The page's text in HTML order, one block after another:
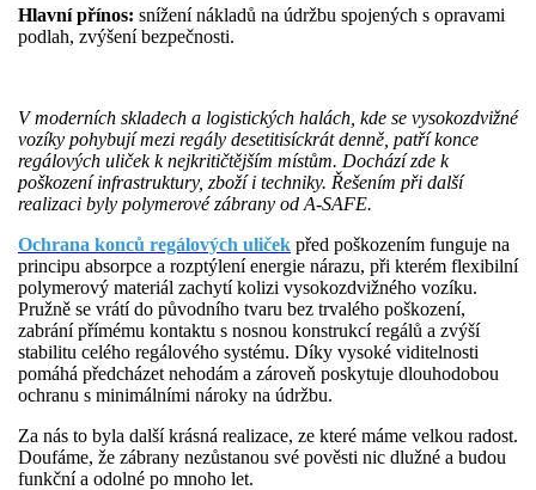
Hlavní přínos: snížení nákladů na údržbu spojených s opravami
podlah, zvýšení bezpečnosti.
V moderních skladech a logistických halách, kde se vysokozdvižné
vozíky pohybují mezi regály desetitisíckrát denně, patří konce
regálových uliček k nejkritičtějším místům. Dochází zde k
poškození infrastruktury, zboží i techniky. Řešením při další
realizaci byly polymerové zábrany od A-SAFE.
Ochrana konců regálových uliček před poškozením funguje na
principu absorpce a rozptýlení energie nárazu, při kterém flexibilní
polymerový materiál zachytí kolizi vysokozdvižného vozíku.
Pružně se vrátí do původního tvaru bez trvalého poškození,
zabrání přímému kontaktu s nosnou konstrukcí regálů a zvýší
stabilitu celého regálového systému. Díky vysoké viditelnosti
pomáhá předcházet nehodám a zároveň poskytuje dlouhodobou
ochranu s minimálními nároky na údržbu.
Za nás to byla další krásná realizace, ze které máme velkou radost.
Doufáme, že zábrany nezůstanou své pověsti nic dlužné a budou
funkční a odolné po mnoho let.